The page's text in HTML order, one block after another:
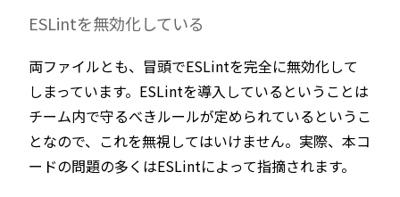
ESLintを無効化している
両ファイルとも、冒頭でESLintを完全に無効化して
しまっています。ESLintを導入しているということは
チーム内で守るべきルールが定められているというこ
となので、これを無視してはいけません。実際、本コ
ードの問題の多くはESLintによって指摘されます。